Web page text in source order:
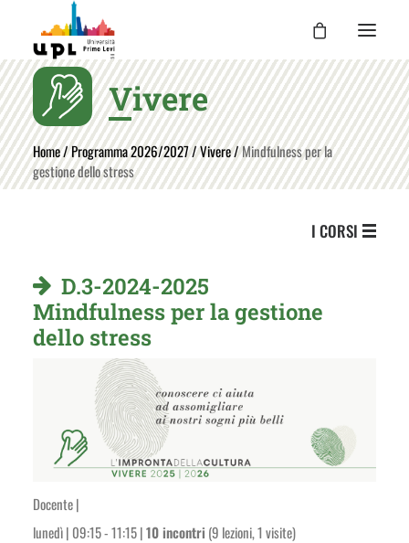
UPL
I CORSI
LE ATTIVITÀ
Home/Programma 2026/2027/Vivere/Mindfulness per la
gestione dello stress
Vivere
I CORSI
D.3-2024-2025
Mindfulness per la gestione
dello stress
Docente |
lunedì | 09:15 - 11:15 |10 incontri (9 lezioni, 1 visite)